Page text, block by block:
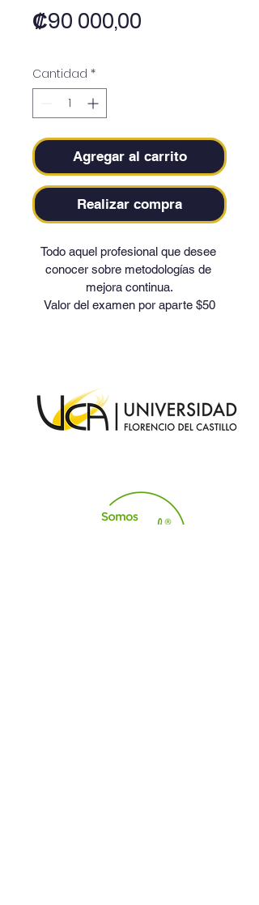
₡90 000,00
Cantidad *
Agregar al carrito
Realizar compra
Todo aquel profesional que desee
conocer sobre metodologías de
mejora continua.
Valor del examen por aparte $50